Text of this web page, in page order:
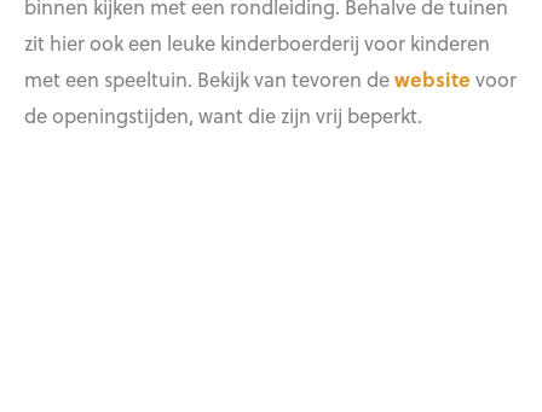
binnen kijken met een rondleiding. Behalve de tuinen
zit hier ook een leuke kinderboerderij voor kinderen
met een speeltuin. Bekijk van tevoren dewebsite voor
de openingstijden, want die zijn vrij beperkt.